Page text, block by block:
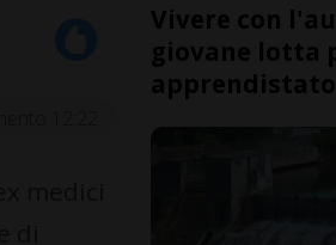
Vivere con
giovane lotta